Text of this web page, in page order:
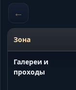
←
Зона
Галереи и
проходы